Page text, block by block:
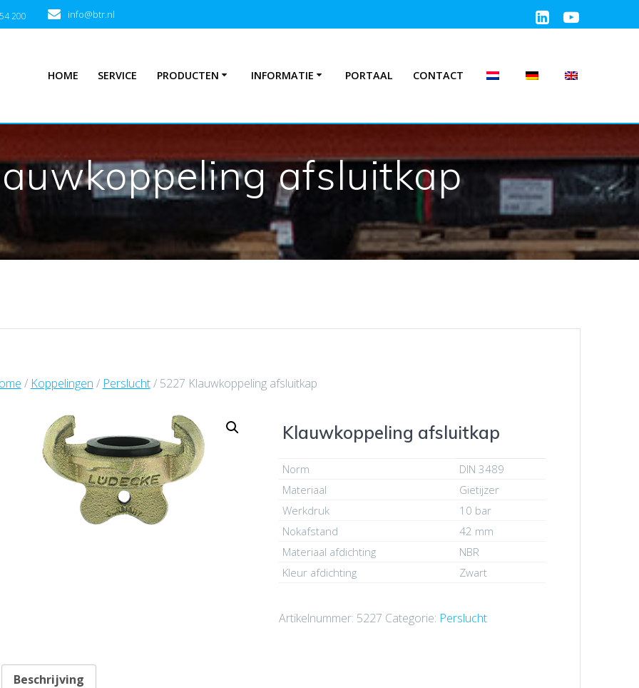
200 info@btr.nl
HOME SERVICE PRODUCTEN INFORMATIE PORTAAL CONTACT
afsluitkap
/ Koppelingen / Perslucht/ 5227 Klauwkoppeling afsluitkap
Klauwkoppeling afsluitkap
Norm
DIN 3489
Materiaal
Gietijzer
Werkdruk
10 bar
Nokafstand
42 mm
Materiaal afdichting
NBR
Kleur afdichting
Zwart
Artikelnummer: 5227 Categorie: Perslucht
Beschrijving